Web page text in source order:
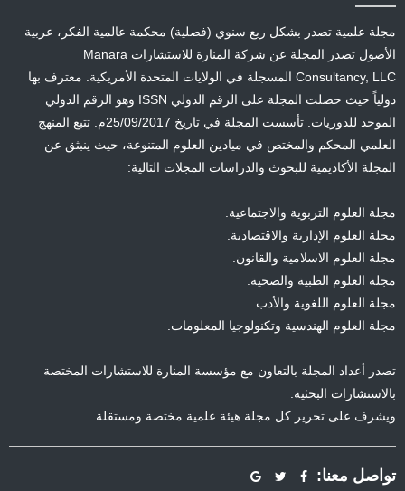
مجلة علمية تصدر بشكل ربع سنوي (فصلية) محكمة عالمية الفكر، عربية
الأصول تصدر المجلة عن شركة المنارة للاستشارات Manara
Consultancy, LLC المسجلة في الولايات المتحدة الأمريكية. معترف بها
دولياً حيث حصلت المجلة على الرقم الدولي ISSN وهو الرقم الدولي
الموحد للدوريات. تأسست المجلة في تاريخ 25/09/2017م. تتبع المنهج
العلمي المحكم والمختص في ميادين العلوم المتنوعة، حيث ينبثق عن
المجلة الأكاديمية للبحوث والدراسات المجلات التالية:
مجلة العلوم التربوية والاجتماعية.
مجلة العلوم الإدارية والاقتصادية.
مجلة العلوم الاسلامية والقانون.
مجلة العلوم الطبية والصحية.
مجلة العلوم اللغوية والأدب.
مجلة العلوم الهندسية وتكنولوجيا المعلومات.
تصدر أعداد المجلة بالتعاون مع مؤسسة المنارة للاستشارات المختصة
بالاستشارات البحثية.
ويشرف على تحرير كل مجلة هيئة علمية مختصة ومستقلة.
تواصل معنا: